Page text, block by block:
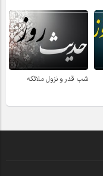
شب قدر و نزول ملائکه